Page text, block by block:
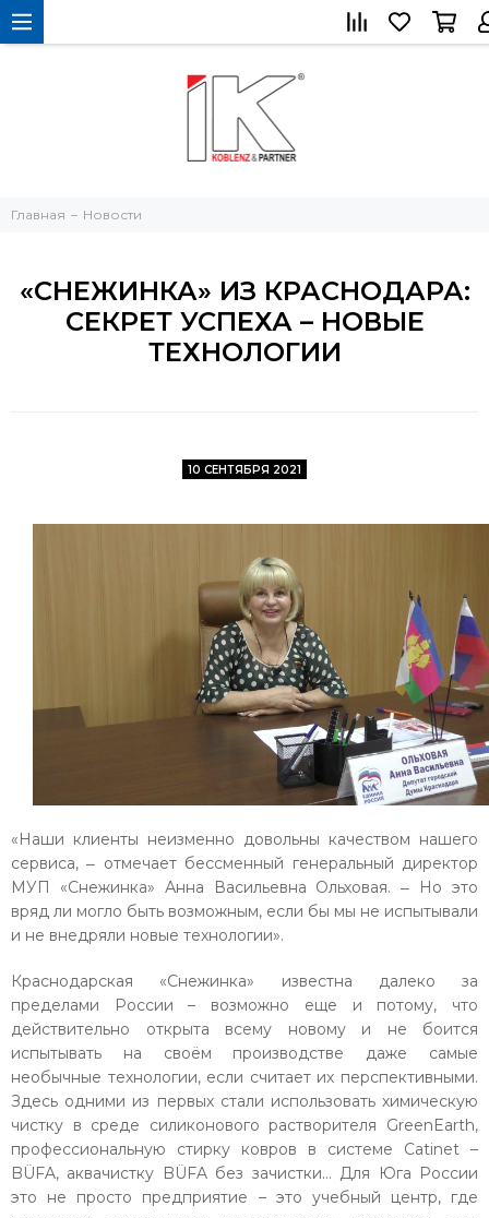
Главная Новости
«СНЕЖИНКА» ИЗ КРАСНОДАРА:
СЕКРЕТ УСПЕХА – НОВЫЕ
ТЕХНОЛОГИИ
10 СЕНТЯБРЯ 2021
«Наши клиенты неизменно довольны качеством нашего
сервиса, ‒ отмечает бессменный генеральный директор
МУП «Снежинка» Анна Васильевна Ольховая. ‒ Но это
вряд ли могло быть возможным, если бы мы не испытывали
и не внедряли новые технологии».
Краснодарская «Снежинка» известна далеко за
пределами России – возможно еще и потому, что
действительно открыта всему новому и не боится
испытывать на своём производстве даже самые
необычные технологии, если считает их перспективными.
Здесь одними из первых стали использовать химическую
чистку в среде силиконового растворителя GreenEarth,
профессиональную стирку ковров в системе Catinet –
BÜFA, аквачистку BÜFA без зачистки… Для Юга России
это не просто предприятие – это учебный центр, где